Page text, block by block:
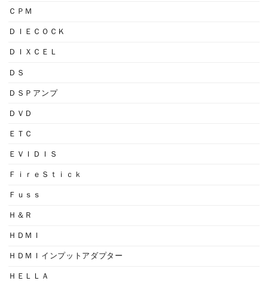
ＣＰＭ
ＤＩＥＣＯＣＫ
ＤＩＸＣＥＬ
ＤＳ
ＤＳＰアンプ
ＤＶＤ
ＥＴＣ
ＥＶＩＤＩＳ
ＦｉｒｅＳｔｉｃｋ
Ｆｕｓｓ
Ｈ＆Ｒ
ＨＤＭＩ
ＨＤＭＩインプットアダプター
ＨＥＬＬＡ